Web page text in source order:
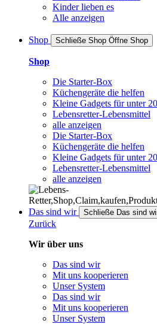
Kinder lieben es
Alle anzeigen
Shop Schließe Shop Öffne Shop
Shop
Die Starter-Box
Küchengeräte die helfen
Kleine Gadgets für unter
Lebensretter-Lebensmittel
alle anzeigen
Die Starter-Box
Küchengeräte die helfen
Kleine Gadgets für unter
Lebensretter-Lebensmittel
alle anzeigen
Das sind wir Schließe Das sind
Zurück
Wir über uns
Das sind wir
Mit uns kooperieren
Unser System
Das sind wir
Mit uns kooperieren
Unser System